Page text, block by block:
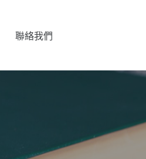
聯絡我們